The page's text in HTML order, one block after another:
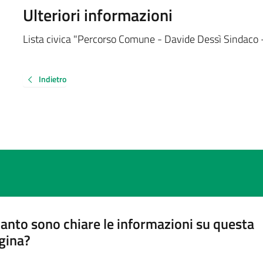
Ulteriori informazioni
Lista civica "Percorso Comune - Davide Dessì
Indietro
sono chiare le informazioni su questa